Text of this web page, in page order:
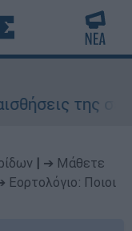
της σε
➔ Μάθετε
Εορτολόγιο: Ποιοι